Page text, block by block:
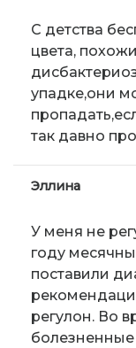
С детства
цвета,
упадке,они
так давно
Эллина
У меня не
году
поставили
регулон. Во